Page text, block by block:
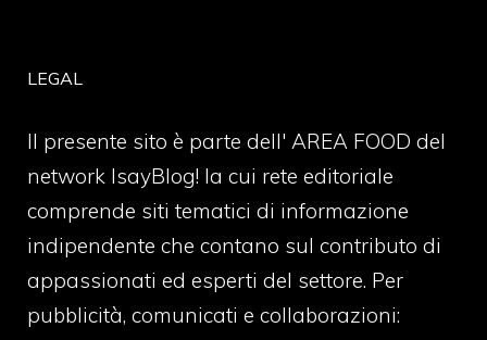
LEGAL
Il presente sito è parte dell' AREA FOOD del
network IsayBlog! la cui rete editoriale
comprende siti tematici di informazione
indipendente che contano sul contributo di
appassionati ed esperti del settore. Per
pubblicità, comunicati e collaborazioni: